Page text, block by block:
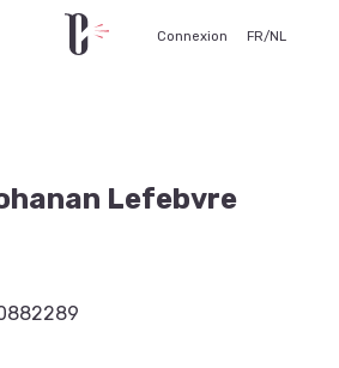
Connexion FR/NL
Lefebvre